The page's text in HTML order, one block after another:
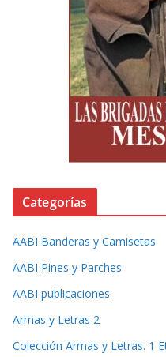
Categorías
AABI Banderas y Camisetas
AABI Pines y Parches
AABI publicaciones
Armas y Letras 2
Colección Armas y Letras. 1